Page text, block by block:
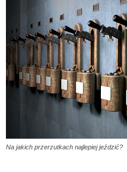
Na jakich przerzutkach najlepiej jeździć?